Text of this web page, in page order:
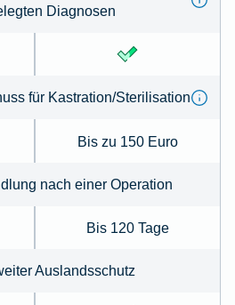
Diagnosen
für Kastration/Sterilisation
Bis zu 150 Euro
nach einer Operation
Bis 120 Tage
Auslandsschutz